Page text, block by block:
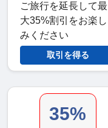
ご旅行を延長して最
大35%割引をお楽し
みください
取引を得る
35%